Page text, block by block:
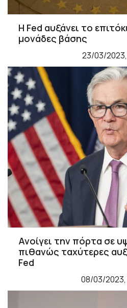
Η Fed αυξάνει το
μονάδες βάσης
23/03/2023,
Ανοίγει την πόρτα σε
πιθανώς ταχύτερες
Fed
08/03/2023,